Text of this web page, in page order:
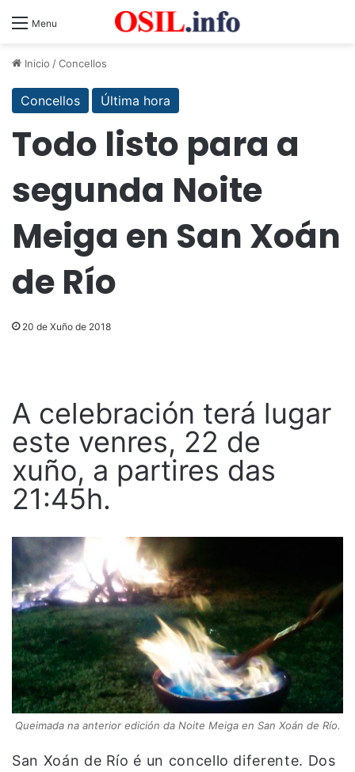
Menu
Inicio /Concellos
Concellos Última hora
Todo listo para a
segunda Noite
Meiga en San Xoán
de Río
20 de Xuño de 2018
A celebración terá lugar
este venres, 22 de
xuño, a partires das
21:45h.
Queimada na anterior edición da Noite Meiga en San Xoán de Río.
San Xoán de Río é un concello diferente. Dos